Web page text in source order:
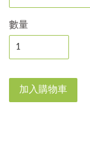
數量
加入購物車